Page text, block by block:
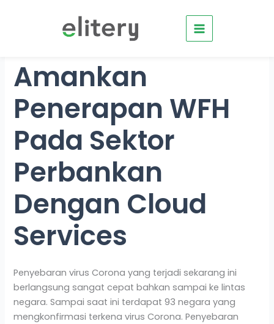
Amankan
Penerapan WFH
Pada Sektor
Perbankan
Dengan Cloud
Services
Penyebaran virus Corona yang terjadi sekarang ini
berlangsung sangat cepat bahkan sampai ke lintas
negara. Sampai saat ini terdapat 93 negara yang
mengkonfirmasi terkena virus Corona. Penyebaran